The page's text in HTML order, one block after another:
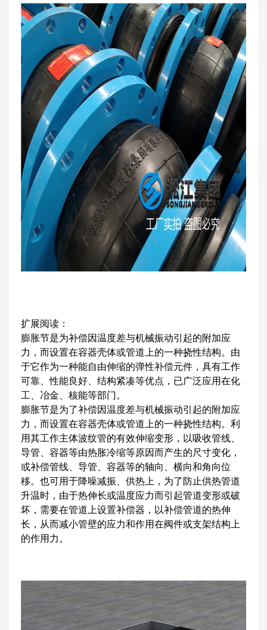
扩展阅读：
膨胀节是为补偿因温度差与机械振动引起的附加应
力，而设置在容器壳体或管道上的一种挠性结构。由
于它作为一种能自由伸缩的弹性补偿元件，具有工作
可靠、性能良好、结构紧凑等优点，已广泛应用在化
工、冶金、核能等部门。
膨胀节是为了补偿因温度差与机械振动引起的附加应
力，而设置在容器壳体或管道上的一种挠性结构。利
用其工作主体波纹管的有效伸缩变形，以吸收管线、
导管、容器等由热胀冷缩等原因而产生的尺寸变化，
或补偿管线、导管、容器等的轴向、横向和角向位
移。也可用于降噪减振、供热上，为了防止供热管道
升温时，由于热伸长或温度应力而引起管道变形或破
坏，需要在管道上设置补偿器，以补偿管道的热伸
长，从而减小管壁的应力和作用在阀件或支架结构上
的作用力。